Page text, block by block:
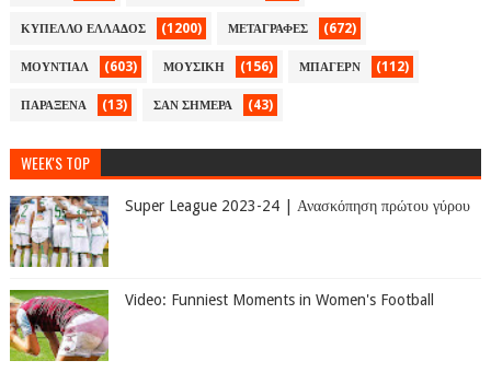
ΚΥΠΕΛΛΟ ΕΛΛΑΔΟΣ (1200) ΜΕΤΑΓΡΑΦΕΣ (672)
ΜΟΥΝΤΙΑΛ (603) ΜΟΥΣΙΚΗ (156) ΜΠΑΓΕΡΝ (112)
ΠΑΡΑΞΕΝΑ (13) ΣΑΝ ΣΗΜΕΡΑ (43)
WEEK'S TOP
Super League 2023-24 | Ανασκόπηση πρώτου γύρου
Video: Funniest Moments in Women's Football